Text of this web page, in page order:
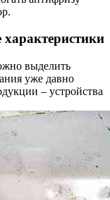
выделить
уже давно
– устройства